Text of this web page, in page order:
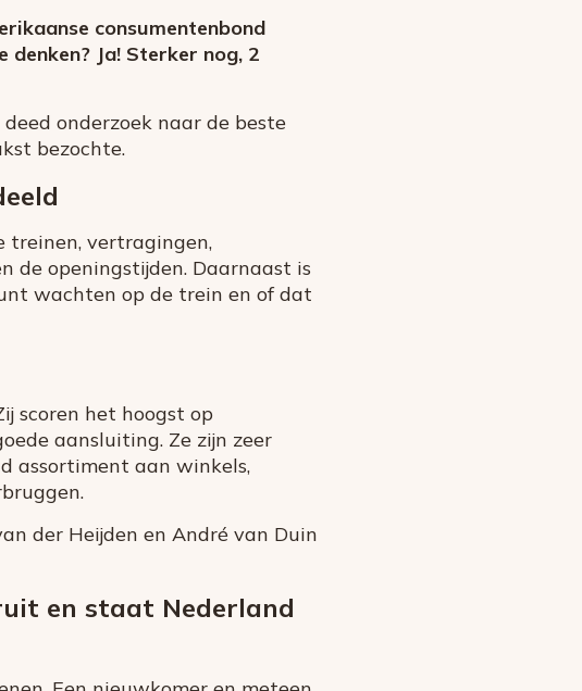
consumentenbond
Ja! Sterker nog, 2
onderzoek naar de beste
bezochte.
treinen, vertragingen,
de openingstijden. Daarnaast is
wachten op de trein en of dat
scoren het hoogst op
aansluiting. Ze zijn zeer
assortiment aan winkels,
der Heijden en André van Duin
en staat Nederland